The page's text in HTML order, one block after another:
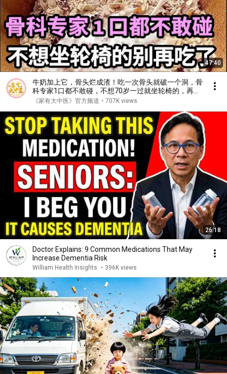
47:40
牛奶加上它，骨头烂成渣！吃一次骨头就破一个洞，骨
科专家1口都不敢碰，不想70岁一过就坐轮椅的，再喜
欢都要忌口！【家庭大医生】
《家有大中医》官方频道 • 707K views
26:18
Doctor Explains: 9 Common Medications That May
Increase Dementia Risk
William Health Insights • 396K views